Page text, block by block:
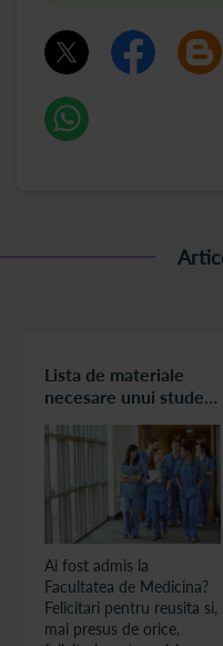
Lista de materiale
necesare unui student
Ai fost admis la
Facultatea de Medicina?
Felicitari pentru reusita si,
mai presus de orice,